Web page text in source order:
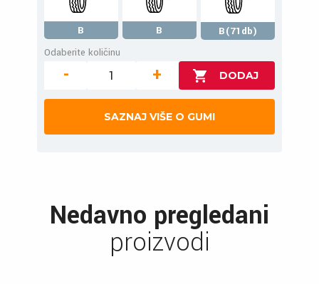
B B
B(71db)
Odaberite količinu
- +
SAZNAJ VIŠE O GUMI
Nedavno pregledani
proizvodi